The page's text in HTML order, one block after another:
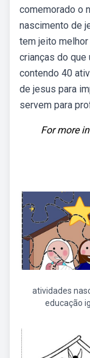
comemorado o
nascimento de
tem jeito
crianças do que
contendo 40
de jesus para
servem para
For more
atividades
educação